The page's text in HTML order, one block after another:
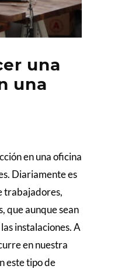
una
una
en una oficina
Diariamente es
trabajadores,
que aunque sean
instalaciones. A
en nuestra
este tipo de